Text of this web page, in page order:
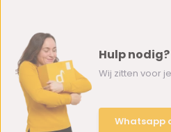
Hulp nodig?
Wij zitten voor
Whatsapp